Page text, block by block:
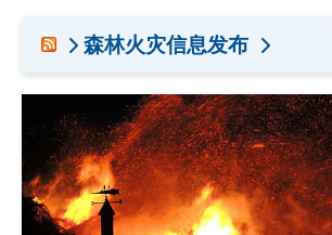
森林火灾信息发布